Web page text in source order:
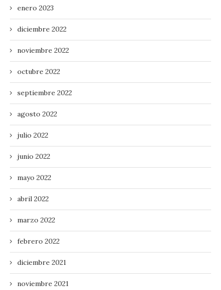
enero 2023
diciembre 2022
noviembre 2022
octubre 2022
septiembre 2022
agosto 2022
julio 2022
junio 2022
mayo 2022
abril 2022
marzo 2022
febrero 2022
diciembre 2021
noviembre 2021